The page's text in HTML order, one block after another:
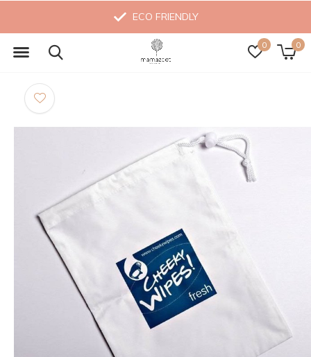
0 0
ECO FRIENDLY